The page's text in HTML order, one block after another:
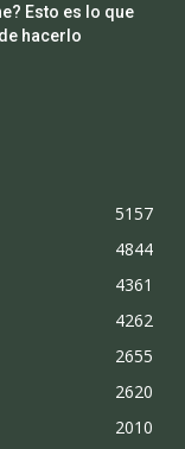
Esto es lo que
hacerlo
5157
4844
4361
4262
2655
2620
2010